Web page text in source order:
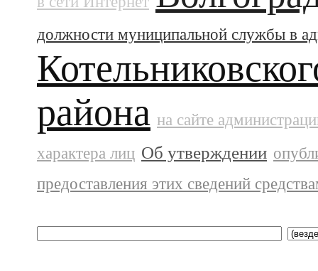
должности муниципальной службы в
района на сайте
характера лиц Об утверждении
предоставления этих сведений